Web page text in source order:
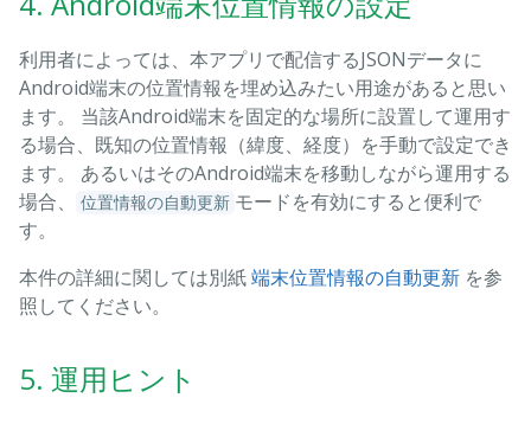
利用者によっては、本アプリで配信するJSONデータに
Android端末の位置情報を埋め込みたい用途があると思い
ます。 当該Android端末を固定的な場所に設置して運用す
る場合、既知の位置情報（緯度、経度）を手動で設定でき
ます。 あるいはそのAndroid端末を移動しながら運用する
場合、
位置情報の自動更新 モードを有効にすると便利で
す。
本件の詳細に関しては別紙端末位置情報の自動更新 を参
照してください。
5. 運用ヒント